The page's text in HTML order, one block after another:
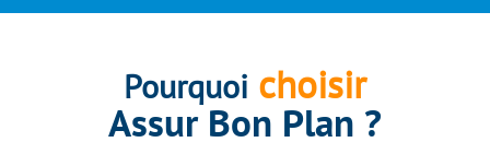
Pourquoi choisir
Assur Bon Plan ?